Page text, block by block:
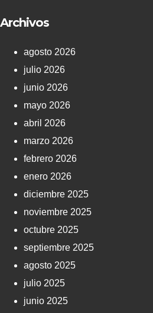
Archivos
agosto 2026
julio 2026
junio 2026
mayo 2026
abril 2026
marzo 2026
febrero 2026
enero 2026
diciembre 2025
noviembre 2025
octubre 2025
septiembre 2025
agosto 2025
julio 2025
junio 2025